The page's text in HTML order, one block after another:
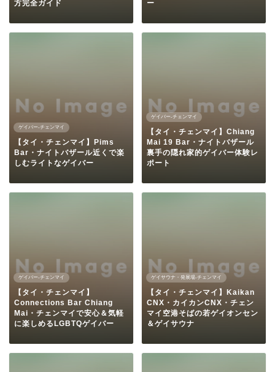
方完全ガイド
ー
ゲイバー-チェンマイ
【タイ・チェンマイ】Pims
Bar・ナイトバザール近くで楽
しむライトなゲイバー
ゲイバー-チェンマイ
【タイ・チェンマイ】Chiang
Mai 19 Bar・ナイトバザール
裏手の隠れ家的ゲイバー体験レ
ポート
ゲイバー-チェンマイ
【タイ・チェンマイ】
Connections Bar Chiang
Mai・チェンマイで安心＆気軽
に楽しめるLGBTQゲイバー
ゲイサウナ・発展場-チェンマイ
【タイ・チェンマイ】Kaikan
CNX・カイカンCNX・チェン
マイ空港そばの若ゲイオンセン
＆ゲイサウナ